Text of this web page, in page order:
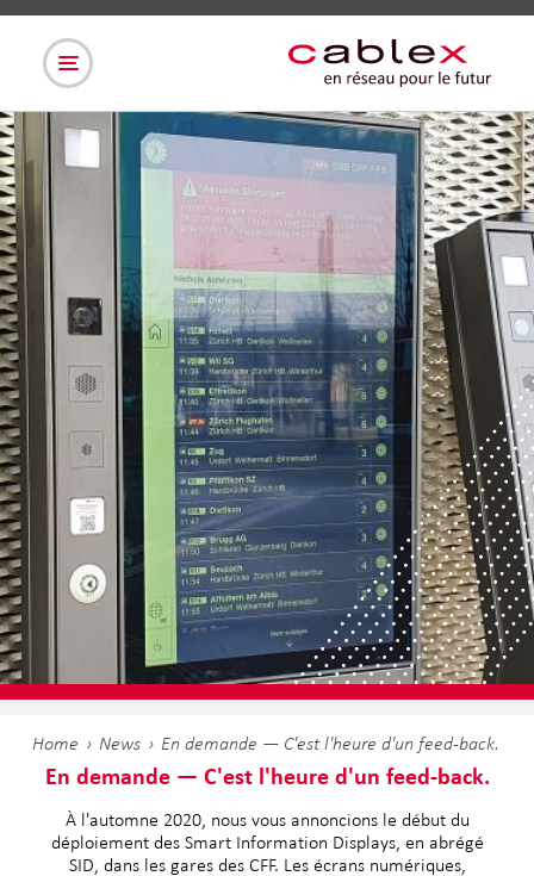
Home News En demande — C'est l'heure d'un feed-back.
En demande — C'est l'heure d'un feed-back.
À l'automne 2020, nous vous annoncions le début du
déploiement des Smart Information Displays, en abrégé
SID, dans les gares des CFF. Les écrans numériques,